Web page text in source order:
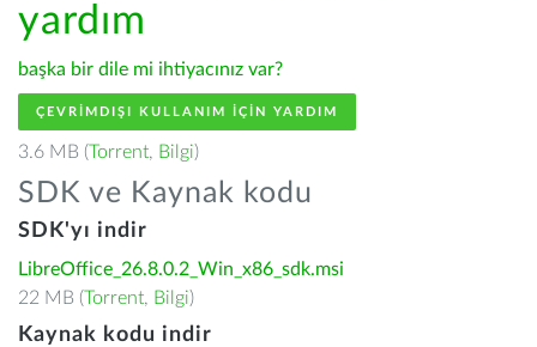
yardım
başka bir dile mi ihtiyacınız var?
ÇEVRIMDIŞI KULLANIM IÇIN YARDIM
3.6 MB (Torrent, Bilgi)
SDK ve Kaynak kodu
SDK'yı indir
LibreOffice_26.8.0.2_Win_x86_sdk.msi
22 MB (Torrent, Bilgi)
Kaynak kodu indir